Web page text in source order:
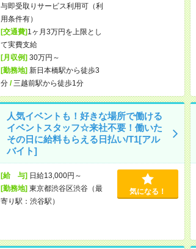
与即受取りサービス利用可（利
用条件有）
[交通費]1ヶ月3万円を上限とし
て実費支給
[月収例]30万円～
[勤務地]新日本橋駅から徒歩3
分/ 三越前駅から徒歩1分
人気イベントも！好きな場所で働ける
イベントスタッフ☆来社不要！働いた
その日に給料もらえる日払い/T1[アル
バイト]
[給 与]日給13,000円～
[勤務地]東京都渋谷区渋谷（最
寄り駅：渋谷駅）
気になる！